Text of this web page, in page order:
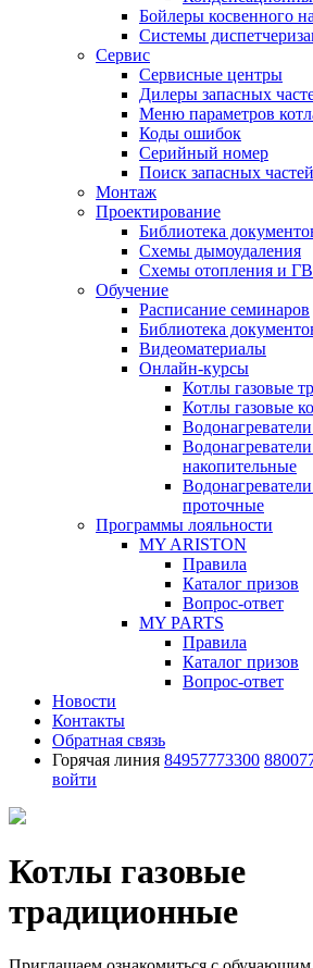
Бойлеры косвенного
Системы
Сервис
Сервисные центры
Дилеры запасных
Меню параметров
Коды ошибок
Серийный номер
Поиск запасных частей
Монтаж
Проектирование
Библиотека
Схемы дымоудаления
Схемы отопления и
Обучение
Расписание семинаров
Библиотека
Видеоматериалы
Онлайн-курсы
Котлы газовые
Котлы газовые
накопительные
проточные
Программы лояльности
MY ARISTON
Правила
Каталог призов
Вопрос-ответ
MY PARTS
Правила
Каталог призов
Вопрос-ответ
Новости
Контакты
Обратная связь
Горячая линия 84957773300
войти
Котлы газовые
традиционные